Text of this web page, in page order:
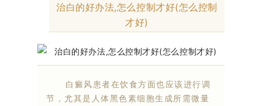
治白的好办法,怎么控制才好(怎么控制
才好)
白癜风患者在饮食方面也应该进行调
节，尤其是人体黑色素细胞生成所需微量